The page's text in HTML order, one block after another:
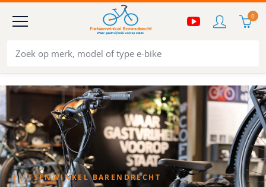
0
FIETSENWINKEL BARENDRECHT